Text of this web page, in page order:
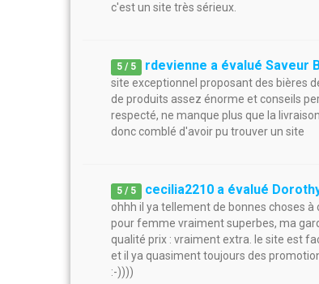
c'est un site très sérieux.
5 / 5 rdevienne a évalué Saveur
site exceptionnel proposant des bières
de produits assez énorme et conseils
respecté, ne manque plus que la
donc comblé d'avoir pu trouver un site
5 / 5 cecilia2210 a évalué
ohhh il ya tellement de bonnes choses
pour femme vraiment superbes, ma
qualité prix : vraiment extra. le site est
et il ya quasiment toujours des
:-))))